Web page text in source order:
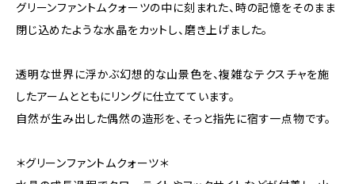
グリーンファントムクォーツの中に刻まれた、時の記憶をそのまま
閉じ込めたような水晶をカットし、磨き上げました。
透明な世界に浮かぶ幻想的な山景色を、複雑なテクスチャを施
したアームとともにリングに仕立てています。
自然が生み出した偶然の造形を、そっと指先に宿す一点物です。
＊グリーンファントムクォーツ＊